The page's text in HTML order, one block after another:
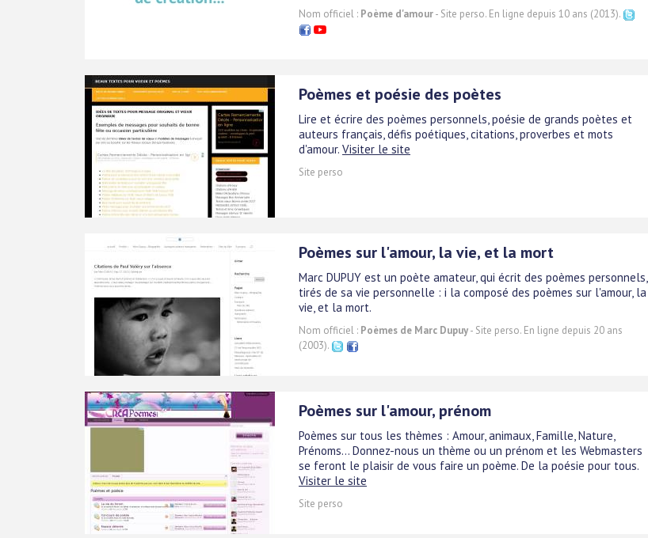
Nom officiel : Poème d'amour- Site perso. En ligne depuis 10 ans (2013).
Poèmes et poésie des poètes
Lire et écrire des poèmes personnels, poésie de grands poètes et
auteurs français, défis poétiques, citations, proverbes et mots
d'amour. Visiter le site
Site perso
Poèmes sur l'amour, la vie, et la mort
Marc DUPUY est un poète amateur, qui écrit des poèmes personnels,
tirés de sa vie personnelle : i la composé des poèmes sur l'amour, la
vie, et la mort.
Nom officiel : Poèmes de Marc Dupuy- Site perso. En ligne depuis 20 ans
(2003).
Poèmes sur l'amour, prénom
Poèmes sur tous les thèmes : Amour, animaux, Famille, Nature,
Prénoms... Donnez-nous un thème ou un prénom et les Webmasters
se feront le plaisir de vous faire un poème. De la poésie pour tous.
Visiter le site
Site perso